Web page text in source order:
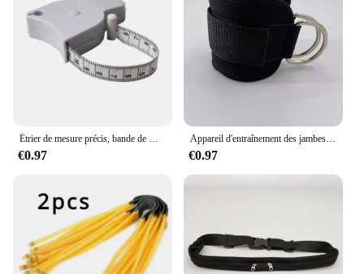
€0.97
Appareil d'entraînement des jambes et des hanches, 1 pièce, portique de fitness, dispositif de rinçage, double tension D, anneau de pied, sangle de legging, accessoires de rinçage
€0.97